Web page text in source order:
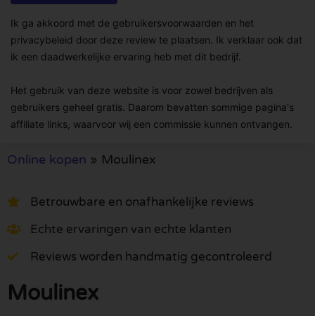
Ik ga akkoord met de gebruikersvoorwaarden en het
privacybeleid door deze review te plaatsen. Ik verklaar ook dat
ik een daadwerkelijke ervaring heb met dit bedrijf.
Het gebruik van deze website is voor zowel bedrijven als
gebruikers geheel gratis. Daarom bevatten sommige pagina's
affiliate links, waarvoor wij een commissie kunnen ontvangen.
Online kopen » Moulinex
Betrouwbare en onafhankelijke reviews
Echte ervaringen van echte klanten
Reviews worden handmatig gecontroleerd
Moulinex